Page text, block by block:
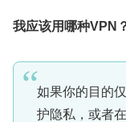
我应该用哪种VPN
如果你的目的
护隐私，或者